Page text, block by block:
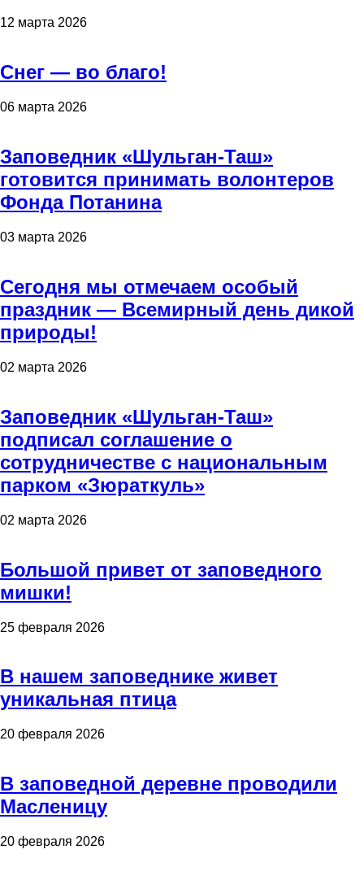
12 марта 2026
Снег — во благо!
06 марта 2026
Заповедник «Шульган-Таш»
готовится принимать волонтеров
Фонда Потанина
03 марта 2026
Сегодня мы отмечаем особый
праздник — Всемирный день дикой
природы!
02 марта 2026
Заповедник «Шульган-Таш»
подписал соглашение о
сотрудничестве с национальным
парком «Зюраткуль»
02 марта 2026
Большой привет от заповедного
мишки!
25 февраля 2026
В нашем заповеднике живет
уникальная птица
20 февраля 2026
В заповедной деревне проводили
Масленицу
20 февраля 2026